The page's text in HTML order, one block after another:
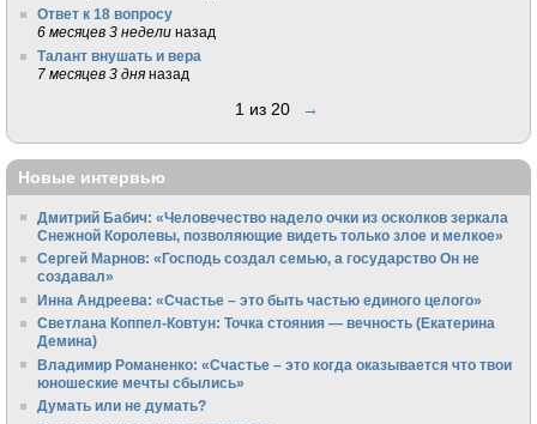
Ответ к 18 вопросу
6 месяцев 3 недели назад
Талант внушать и вера
7 месяцев 3 дня назад
1 из 20 →
Новые интервью
Дмитрий Бабич: «Человечество надело очки из осколков зеркала
Снежной Королевы, позволяющие видеть только злое и мелкое»
Сергей Марнов: «Господь создал семью, а государство Он не
создавал»
Инна Андреева: «Счастье – это быть частью единого целого»
Светлана Коппел-Ковтун: Точка стояния — вечность (Екатерина
Демина)
Владимир Романенко: «Счастье – это когда оказывается что твои
юношеские мечты сбылись»
Думать или не думать?